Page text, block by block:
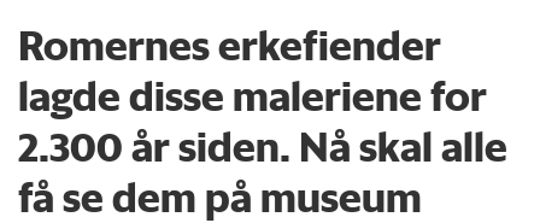
Romernes erkefiender
lagde disse maleriene for
2.300 år siden. Nå skal alle
få se dem på museum